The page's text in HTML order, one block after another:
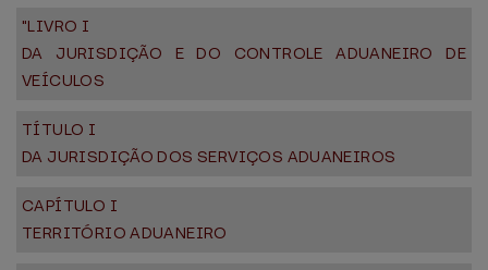
"LIVRO I
DA JURISDIÇÃO E DO CONTROLE ADUANEIRO DE
VEÍCULOS
TÍTULO I
DA JURISDIÇÃO DOS SERVIÇOS ADUANEIROS
CAPÍTULO I
TERRITÓRIO ADUANEIRO